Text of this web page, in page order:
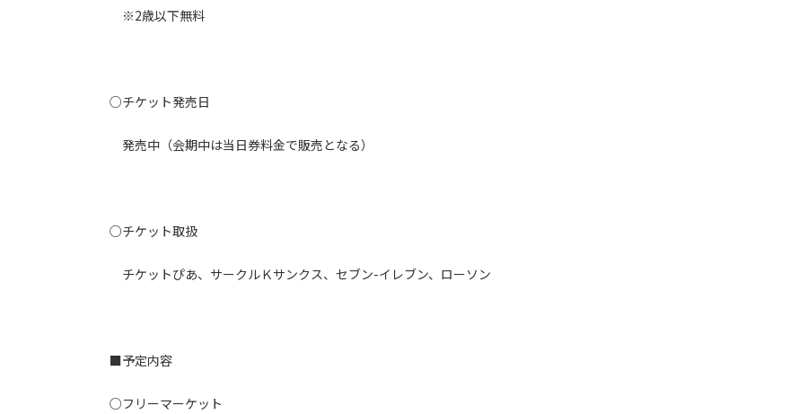
※2歳以下無料
○チケット発売日
発売中（会期中は当日券料金で販売となる）
○チケット取扱
チケットぴあ、サークルＫサンクス、セブン-イレブン、ローソン
■予定内容
○フリーマーケット